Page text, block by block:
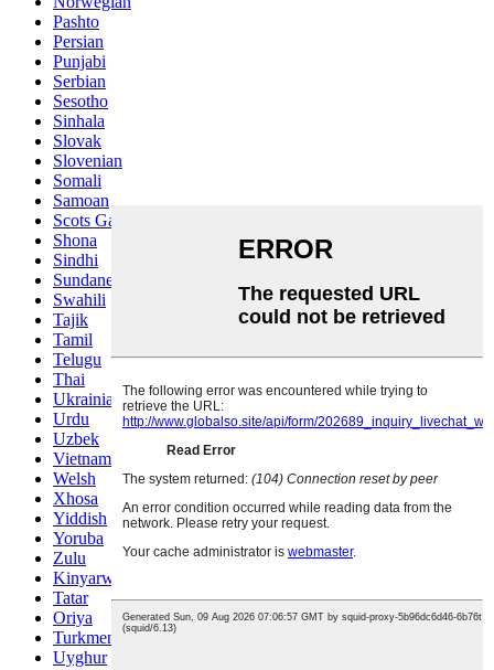
Pashto
Persian
Punjabi
Serbian
Sesotho
Sinhala
Slovak
Slovenian
Somali
Samoan
Scots Gaelic
Shona
Sindhi
Sundanese
Swahili
Tajik
Tamil
Telugu
Thai
Ukrainian
Urdu
Uzbek
Vietnamese
Welsh
Xhosa
Yiddish
Yoruba
Zulu
Kinyarwanda
Tatar
Oriya
Turkmen
Uyghur